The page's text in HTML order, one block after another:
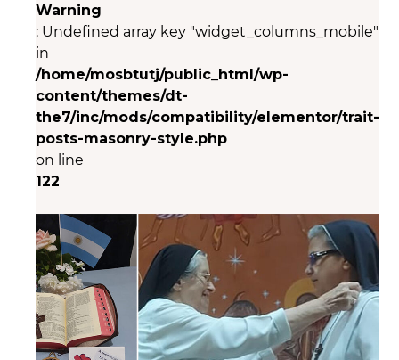
Warning
: Undefined array key "widget_columns_mobile"
in
/home/mosbtutj/public_html/wp-
content/themes/dt-
the7/inc/mods/compatibility/elementor/trait-
posts-masonry-style.php
on line
122